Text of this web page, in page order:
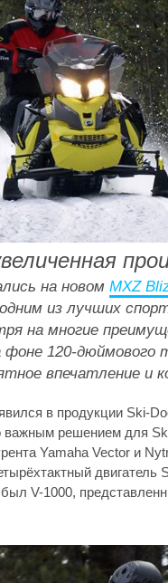
на новом MXZ
из лучших
на многие
120-дюймового
впечатление и
в продукции Ski-
решением для
Yamaha Vector и
V-1000,